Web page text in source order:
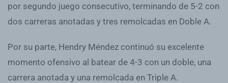
por segundo juego consecutivo, terminando de 5-2 con
dos carreras anotadas y tres remolcadas en Doble A.
Por su parte, Hendry Méndez continuó su excelente
momento ofensivo al batear de 4-3 con un doble, una
carrera anotada y una remolcada en Triple A.